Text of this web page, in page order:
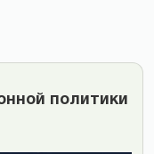
политики